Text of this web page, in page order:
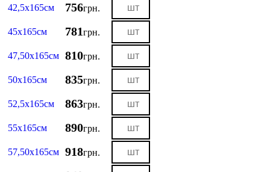
42,5х165см 756грн.
45х165см 781грн.
47,50х165см 810грн.
50х165см 835грн.
52,5х165см 863грн.
55х165см 890грн.
57,50х165см 918грн.